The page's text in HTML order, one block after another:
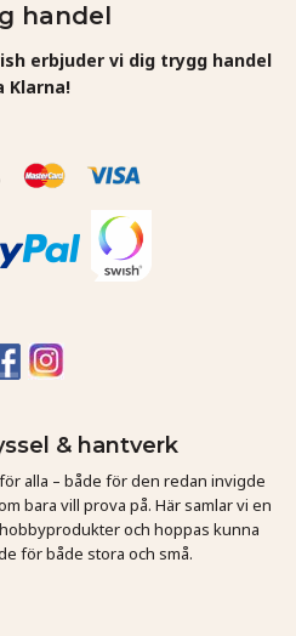
handel
erbjuder vi dig trygg handel
Klarna!
& hantverk
alla – både för den redan invigde
bara vill prova på. Här samlar vi en
och hoppas kunna
för både stora och små.